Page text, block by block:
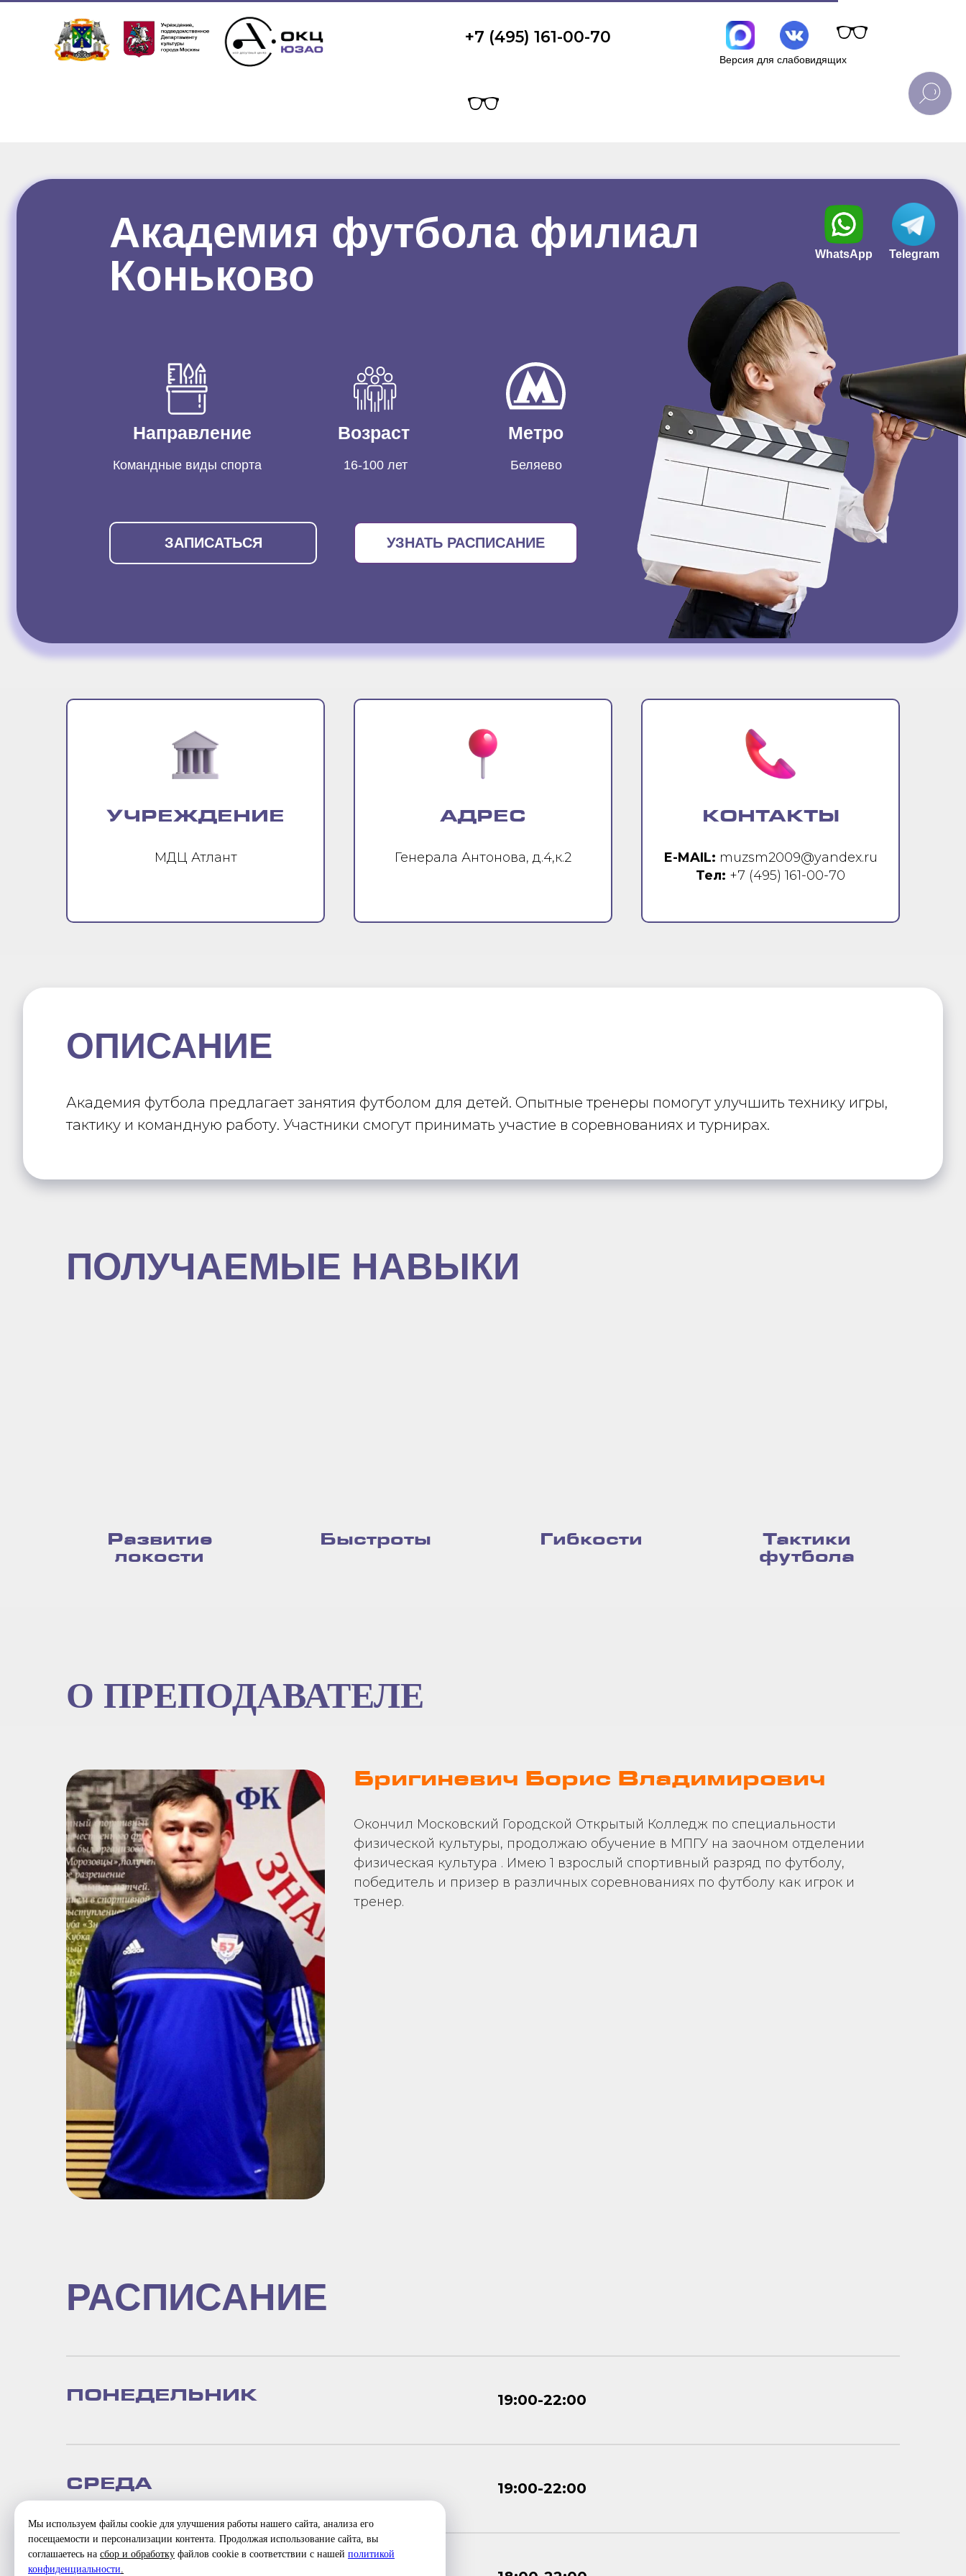
Версия для слабовидящих
+7 (495) 161-00-70
Мы используем файлы cookie для улучшения работы нашего сайта, анализа его
посещаемости и персонализации контента. Продолжая использование сайта, вы
соглашаетесь на сбор и обработку файлов cookie в соответствии с нашей политикой
конфиденциальности.
Академия футбола филиал
Коньково
Направление
Командные виды спорта
Возраст
16-100 лет
Метро
Беляево
Telegram
WhatsApp
УЗНАТЬ РАСПИСАНИЕ
ЗАПИСАТЬСЯ
УЧРЕЖДЕНИЕ
МДЦ Атлант
АДРЕС
Генерала Антонова, д.4,к.2
КОНТАКТЫ
E-MAIL: muzsm2009@yandex.ru
Тел: +7 (495) 161-00-70
ОПИСАНИЕ
Академия футбола предлагает занятия футболом для детей. Опытные тренеры помогут улучшить технику игры,
тактику и командную работу. Участники смогут принимать участие в соревнованиях и турнирах.
ПОЛУЧАЕМЫЕ НАВЫКИ
Развитие
локости
Быстроты Гибкости
Тактики
футбола
О ПРЕПОДАВАТЕЛЕ
Бригиневич Борис Владимирович
Окончил Московский Городской Открытый Колледж по специальности
физической культуры, продолжаю обучение в МПГУ на заочном отделении
физическая культура . Имею 1 взрослый спортивный разряд по футболу,
победитель и призер в различных соревнованиях по футболу как игрок и
тренер.
РАСПИСАНИЕ
ПОНЕДЕЛЬНИК 19:00-22:00
СРЕДА 19:00-22:00